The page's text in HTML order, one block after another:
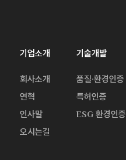
기업소개
회사소개
연혁
인사말
오시는길
기술개발
품질·환경인증
특허인증
ESG 환경인증